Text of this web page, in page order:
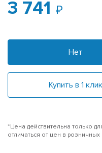
3 741
Нет
Купить в 1 клик
*Цена действительна только
отличаться от цен в розничных